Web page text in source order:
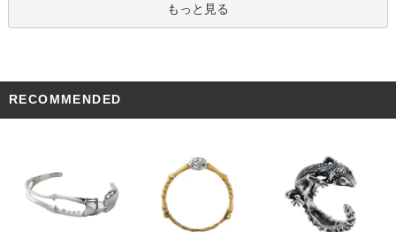
もっと見る
RECOMMENDED